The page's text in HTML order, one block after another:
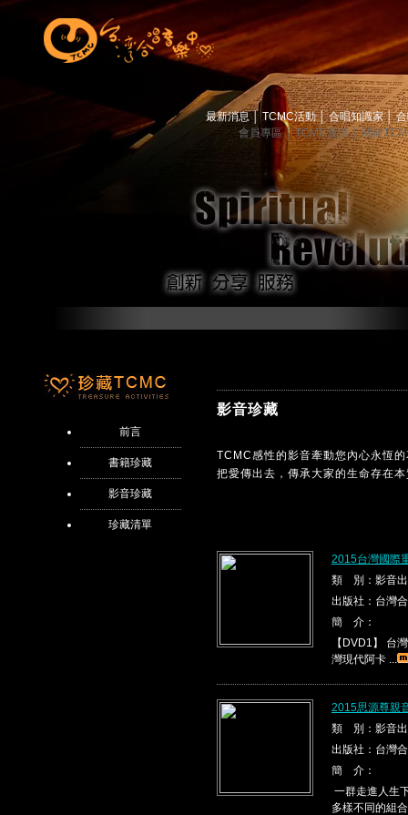
最新消息 TCMC活動│ 合唱知識家│
會員專區│ TCMC會訊│ 關於
前言
書籍珍藏
影音珍藏
珍藏清單
影音珍藏
TCMC感性的影音牽動您內心永恆
把愛傳出去，傳承大家的生命存在
2015台灣國際
類 別：影音
出版社：台灣
簡 介：
【DVD1】 台
灣現代阿卡 ...
2015思源尊親
類 別：影音
出版社：台灣
簡 介：
一群走進人生
多樣不同的組